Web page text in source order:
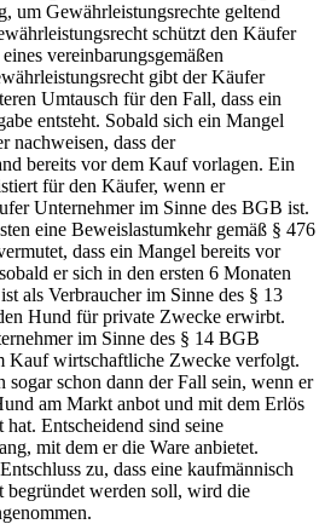
um Gewährleistungsrechte geltend
schützt den Käufer
vereinbarungsgemäßen
gibt der Käufer
Umtausch für den Fall, dass ein
entsteht. Sobald sich ein Mangel
nachweisen, dass der
bereits vor dem Kauf vorlagen. Ein
für den Käufer, wenn er
Unternehmer im Sinne des BGB ist.
eine Beweislastumkehr gemäß § 476
dass ein Mangel bereits vor
er sich in den ersten 6 Monaten
als Verbraucher im Sinne des § 13
Hund für private Zwecke erwirbt.
im Sinne des § 14 BGB
Kauf wirtschaftliche Zwecke verfolgt.
sogar schon dann der Fall sein, wenn er
am Markt anbot und mit dem Erlös
Entscheidend sind seine
mit dem er die Ware anbietet.
zu, dass eine kaufmännisch
begründet werden soll, wird die